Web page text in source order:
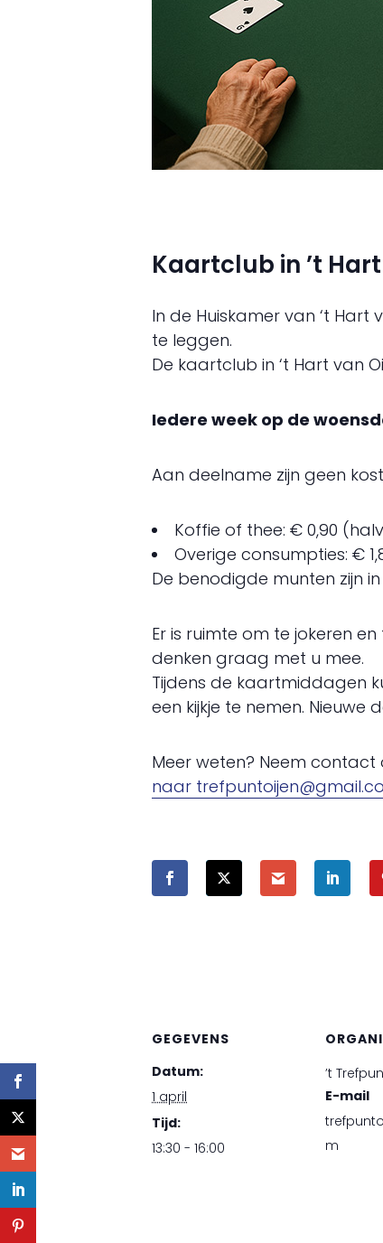
Kaartclub in ’t
In de Huiskamer van ‘t
te leggen.
De kaartclub in ‘t Hart van
Iedere week op de
Aan deelname zijn geen
Koffie of thee: € 0,90
Overige consumpties: €
De benodigde munten zijn
Er is ruimte om te jokeren
denken graag met u mee.
Tijdens de kaartmiddagen
een kijkje te nemen. Nieuwe
Meer weten? Neem contact
naar
GEGEVENS
Datum:
1 april
Tijd:
13:30 - 16:00
’t
E-mail
m